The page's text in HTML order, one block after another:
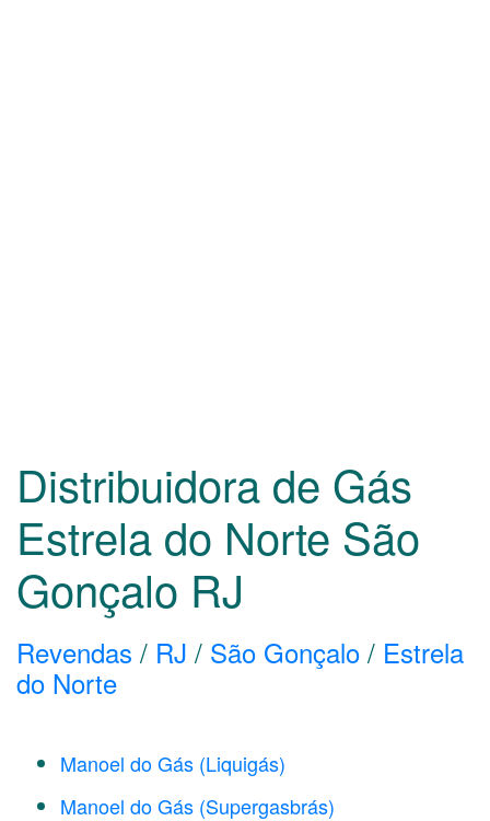
Distribuidora de Gás
Estrela do Norte São
Gonçalo RJ
Revendas / RJ / São Gonçalo / Estrela
do Norte
Manoel do Gás (Liquigás)
Manoel do Gás (Supergasbrás)